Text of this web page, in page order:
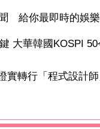
給你最即時的娛
大華韓國KOSPI
實轉行「程式設計